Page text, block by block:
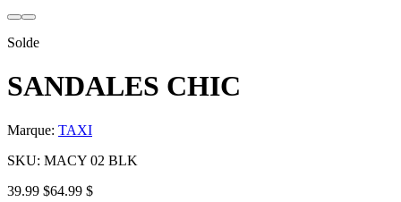
Solde
SANDALES CHIC
Marque: TAXI
SKU: MACY 02 BLK
39.99 $64.99 $